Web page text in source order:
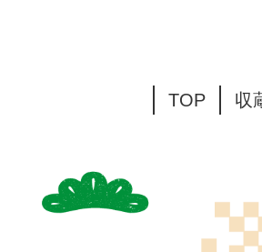
TOP 収